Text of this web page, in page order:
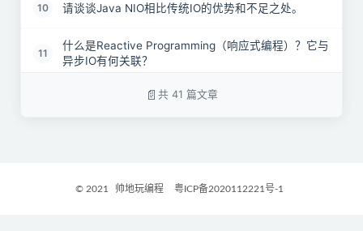
10 请谈谈Java NIO相比传统IO的优势和不足之处。
11
什么是Reactive Programming（响应式编程）？它与
异步IO有何关联？
在Java中实现非阻塞IO操作时，如何避免数据不一致
共 41 篇文章
© 2021 帅地玩编程 粤ICP备2020112221号-1